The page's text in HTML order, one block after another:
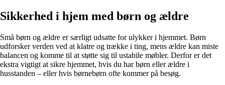
Sikkerhed i hjem med børn og ældre
Små børn og ældre er særligt udsatte for ulykker i hjemmet. Børn
udforsker verden ved at klatre og trække i ting, mens ældre kan miste
balancen og komme til at støtte sig til ustabile møbler. Derfor er det
ekstra vigtigt at sikre hjemmet, hvis du har børn eller ældre i
husstanden – eller hvis børnebørn ofte kommer på besøg.